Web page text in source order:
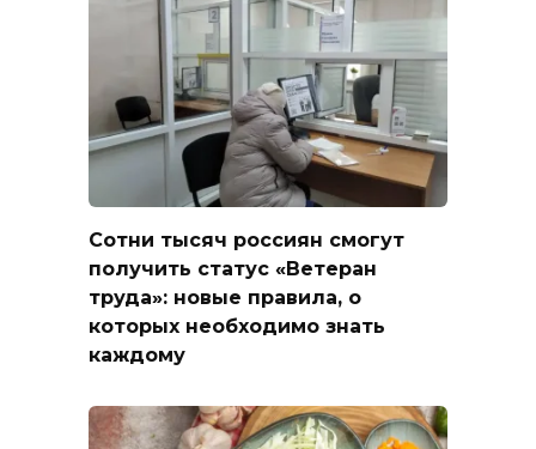
Сотни тысяч россиян смогут
получить статус «Ветеран
труда»: новые правила, о
которых необходимо знать
каждому